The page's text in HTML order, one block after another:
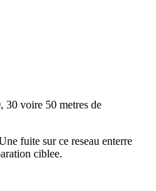
30 voire 50 metres de
fuite sur ce reseau enterre
ciblee.